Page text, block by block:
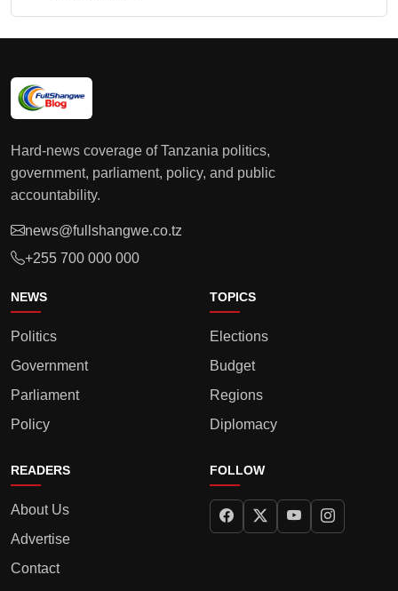
Hard-news coverage of Tanzania politics,
government, parliament, policy, and public
accountability.
news@fullshangwe.co.tz
+255 700 000 000
NEWS
Politics
Government
Parliament
Policy
TOPICS
Elections
Budget
Regions
Diplomacy
READERS
About Us
Advertise
Contact
FOLLOW